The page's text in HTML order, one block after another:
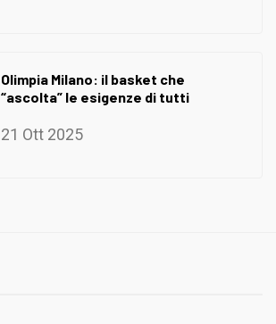
Olimpia Milano: il basket che
“ascolta” le esigenze di tutti
21 Ott 2025